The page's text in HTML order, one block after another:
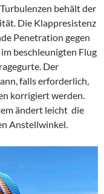
behält der
Die Klappresistenz
Penetration gegen
beschleunigten Flug
Der
falls erforderlich,
korrigiert werden.
ändert leicht die
Anstellwinkel.